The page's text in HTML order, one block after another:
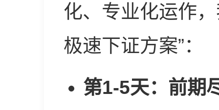
化、专业化运作
极速下证方案”：
第1-5天：前期